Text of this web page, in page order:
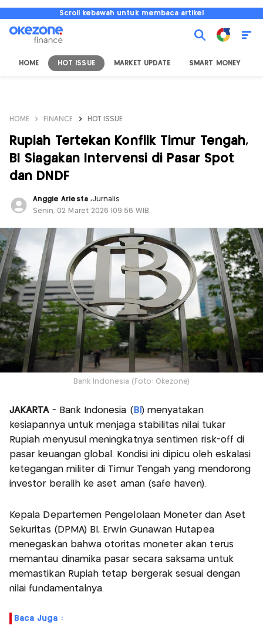
Scroll kebawah untuk membaca artikel
HOME HOT ISSUE MARKET UPDATE SMART MONEY
HOME FINANCE HOT ISSUE
Rupiah Tertekan Konflik Timur Tengah,
BI Siagakan Intervensi di Pasar Spot
dan DNDF
Anggie Ariesta ,Jurnalis
Senin, 02 Maret 2026 |09:56 WIB
Bank Indonesia (Foto: Okezone)
JAKARTA- Bank Indonesia ( BI ) menyatakan
kesiapannya untuk menjaga stabilitas nilai tukar
Rupiah menyusul meningkatnya sentimen risk-off di
pasar keuangan global. Kondisi ini dipicu oleh eskalasi
ketegangan militer di Timur Tengah yang mendorong
investor beralih ke aset aman (safe haven).
Kepala Departemen Pengelolaan Moneter dan Aset
Sekuritas (DPMA) BI, Erwin Gunawan Hutapea
menegaskan bahwa otoritas moneter akan terus
memantau dinamika pasar secara saksama untuk
memastikan Rupiah tetap bergerak sesuai dengan
nilai fundamentalnya.
Baca Juga :